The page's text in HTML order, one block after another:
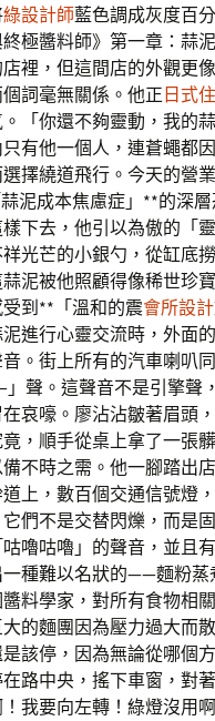
綠設計師藍色調成灰度百
極醬料師》第一章：蒜
裡，但這間店的外觀更
詞毫無關係。他正 日式
「你還不夠靈動，我的
有他一個人，連蒼蠅都
擇繞道飛行。今天的營
泥成本焦慮症」**的深
下去，他引以為傲的「
光芒的小銀勺，從缸底
泥被他照顧得像稀世珍
到**「溫和的震會所設計
進行心靈交流時，外面
。街上所有的汽車喇叭
聲。這聲音不是引擎聲
哀嚎。廖沾沾皺著眉頭
，順手從桌上拿了一張
不時之需。他一腳踏出
上，數百個交通信號燈
們不是交替閃爍，而是固
嚕咕嚕」的聲音，並且
種難以名狀的——麵粉蒸
料學家，對所有食物相
的麵團因為壓力過大而
該停，因為無論從哪個
路中央，搖下車窗，對
我要向左轉！綠燈沒用